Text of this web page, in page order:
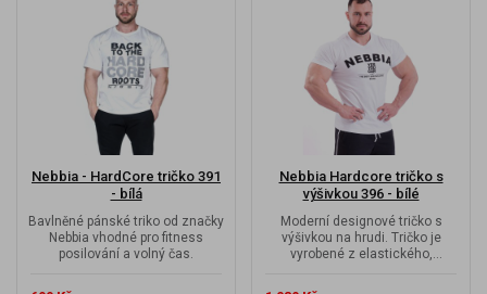
Nebbia - HardCore tričko 391
- bílá
Bavlněné pánské triko od značky
Nebbia vhodné pro fitness
posilování a volný čas.
Nebbia Hardcore tričko s
výšivkou 396 - bílé
Moderní designové tričko s
výšivkou na hrudi. Tričko je
vyrobené z elastického,